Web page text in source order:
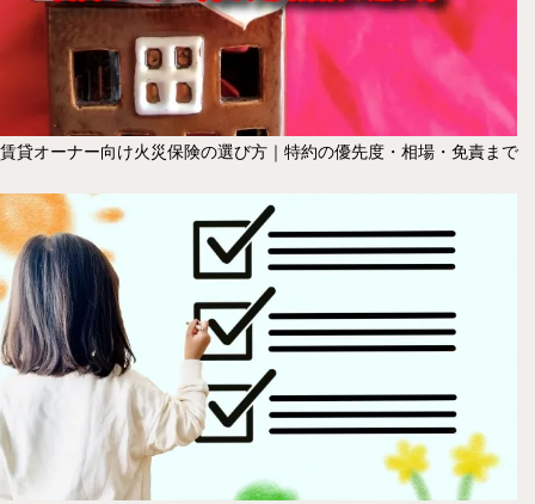
賃貸オーナー向け火災保険の選び方｜特約の優先度・相場・免責まで